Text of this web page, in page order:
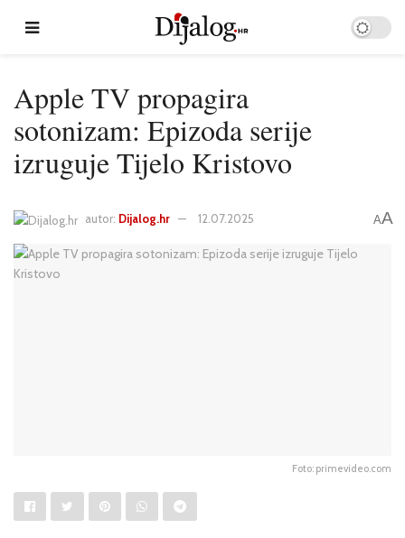
Apple TV propagira
sotonizam: Epizoda serije
izruguje Tijelo Kristovo
autor: Dijalog.hr 12.07.2025 AA
Foto: primevideo.com